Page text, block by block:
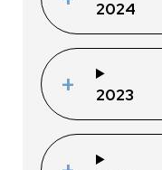
2024
2023